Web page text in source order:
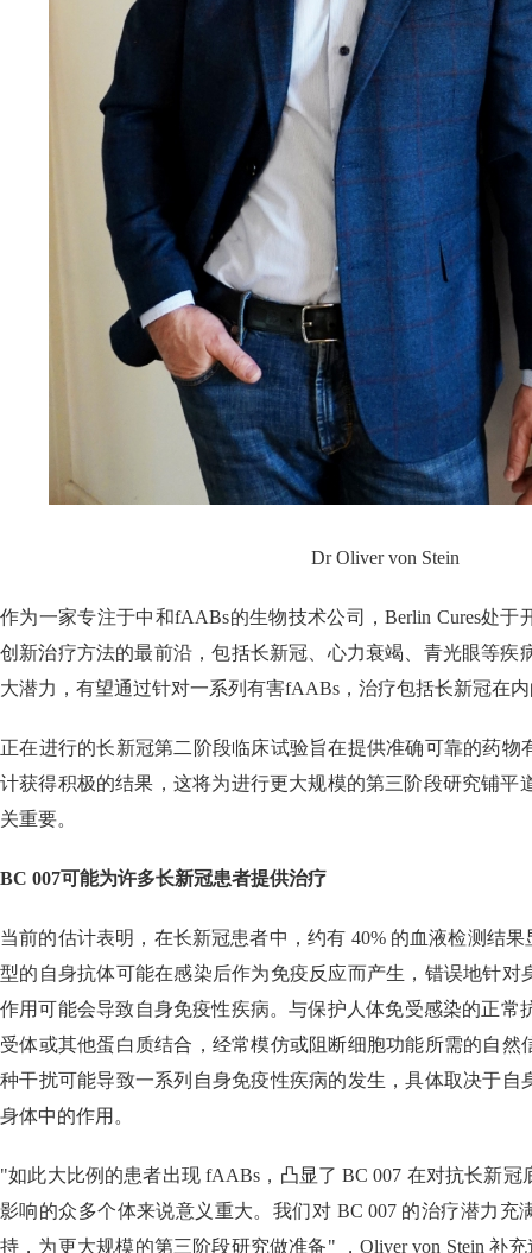
Dr Oliver von Stein
作为一家专注于中和fAABs的生物技术公司，Berlin Cures处于
创新治疗方法的最前沿，包括长新冠、心力衰竭、青光眼等疾
大潜力，有望通过针对一系列有害fAABs，治疗包括长新冠在
正在进行的长新冠第二阶段临床试验旨在提供准确可靠的药物
计获得积极的结果，这将为进行更大规模的第三阶段研究铺平
关重要。
BC 007可能为许多长新冠患者提供治疗
当前的估计表明，在长新冠患者中，约有 40% 的血液检测结
型的自身抗体可能在感染后作为免疫反应而产生，错误地针对
作用可能会导致自身免疫性疾病。与保护人体免受感染的正常
受体或其他蛋白质结合，经常模仿或阻断细胞功能所需的自然
种干扰可能导致一系列自身免疫性疾病的发生，具体取决于自
身体中的作用。
"如此大比例的患者出现 fAABs，凸显了 BC 007 在对抗长新
影响的众多个体来说意义重大。我们对 BC 007 的治疗潜力充
持，为更大规模的第三阶段研究做准备" ，Oliver von Stein 补